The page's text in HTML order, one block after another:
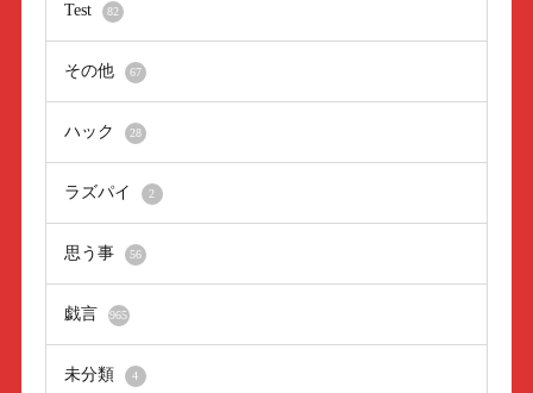
Test 82
その他 67
ハック 28
ラズパイ 2
思う事 56
戯言 965
未分類 4